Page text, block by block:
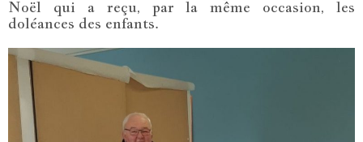
Noël qui a reçu, par la même occasion, les
doléances des enfants.